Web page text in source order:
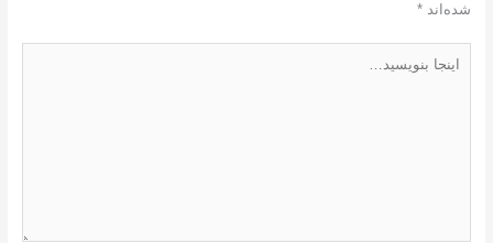
شده‌اند *
بنویسید…